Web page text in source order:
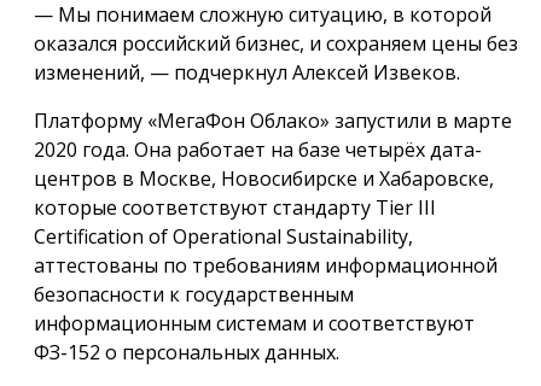
— Мы понимаем сложную ситуацию, в которой
оказался российский бизнес, и сохраняем цены без
изменений, — подчеркнул Алексей Извеков.
Платформу «МегаФон Облако» запустили в марте
2020 года. Она работает на базе четырёх дата-
центров в Москве, Новосибирске и Хабаровске,
которые соответствуют стандарту Tier III
Certification of Operational Sustainability,
аттестованы по требованиям информационной
безопасности к государственным
информационным системам и соответствуют
ФЗ-152 о персональных данных.